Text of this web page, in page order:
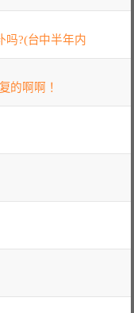
吗?(台中半年内
的啊啊！